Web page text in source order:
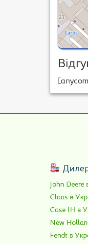
John Deere
Claas в
Case IH в
New
Fendt в